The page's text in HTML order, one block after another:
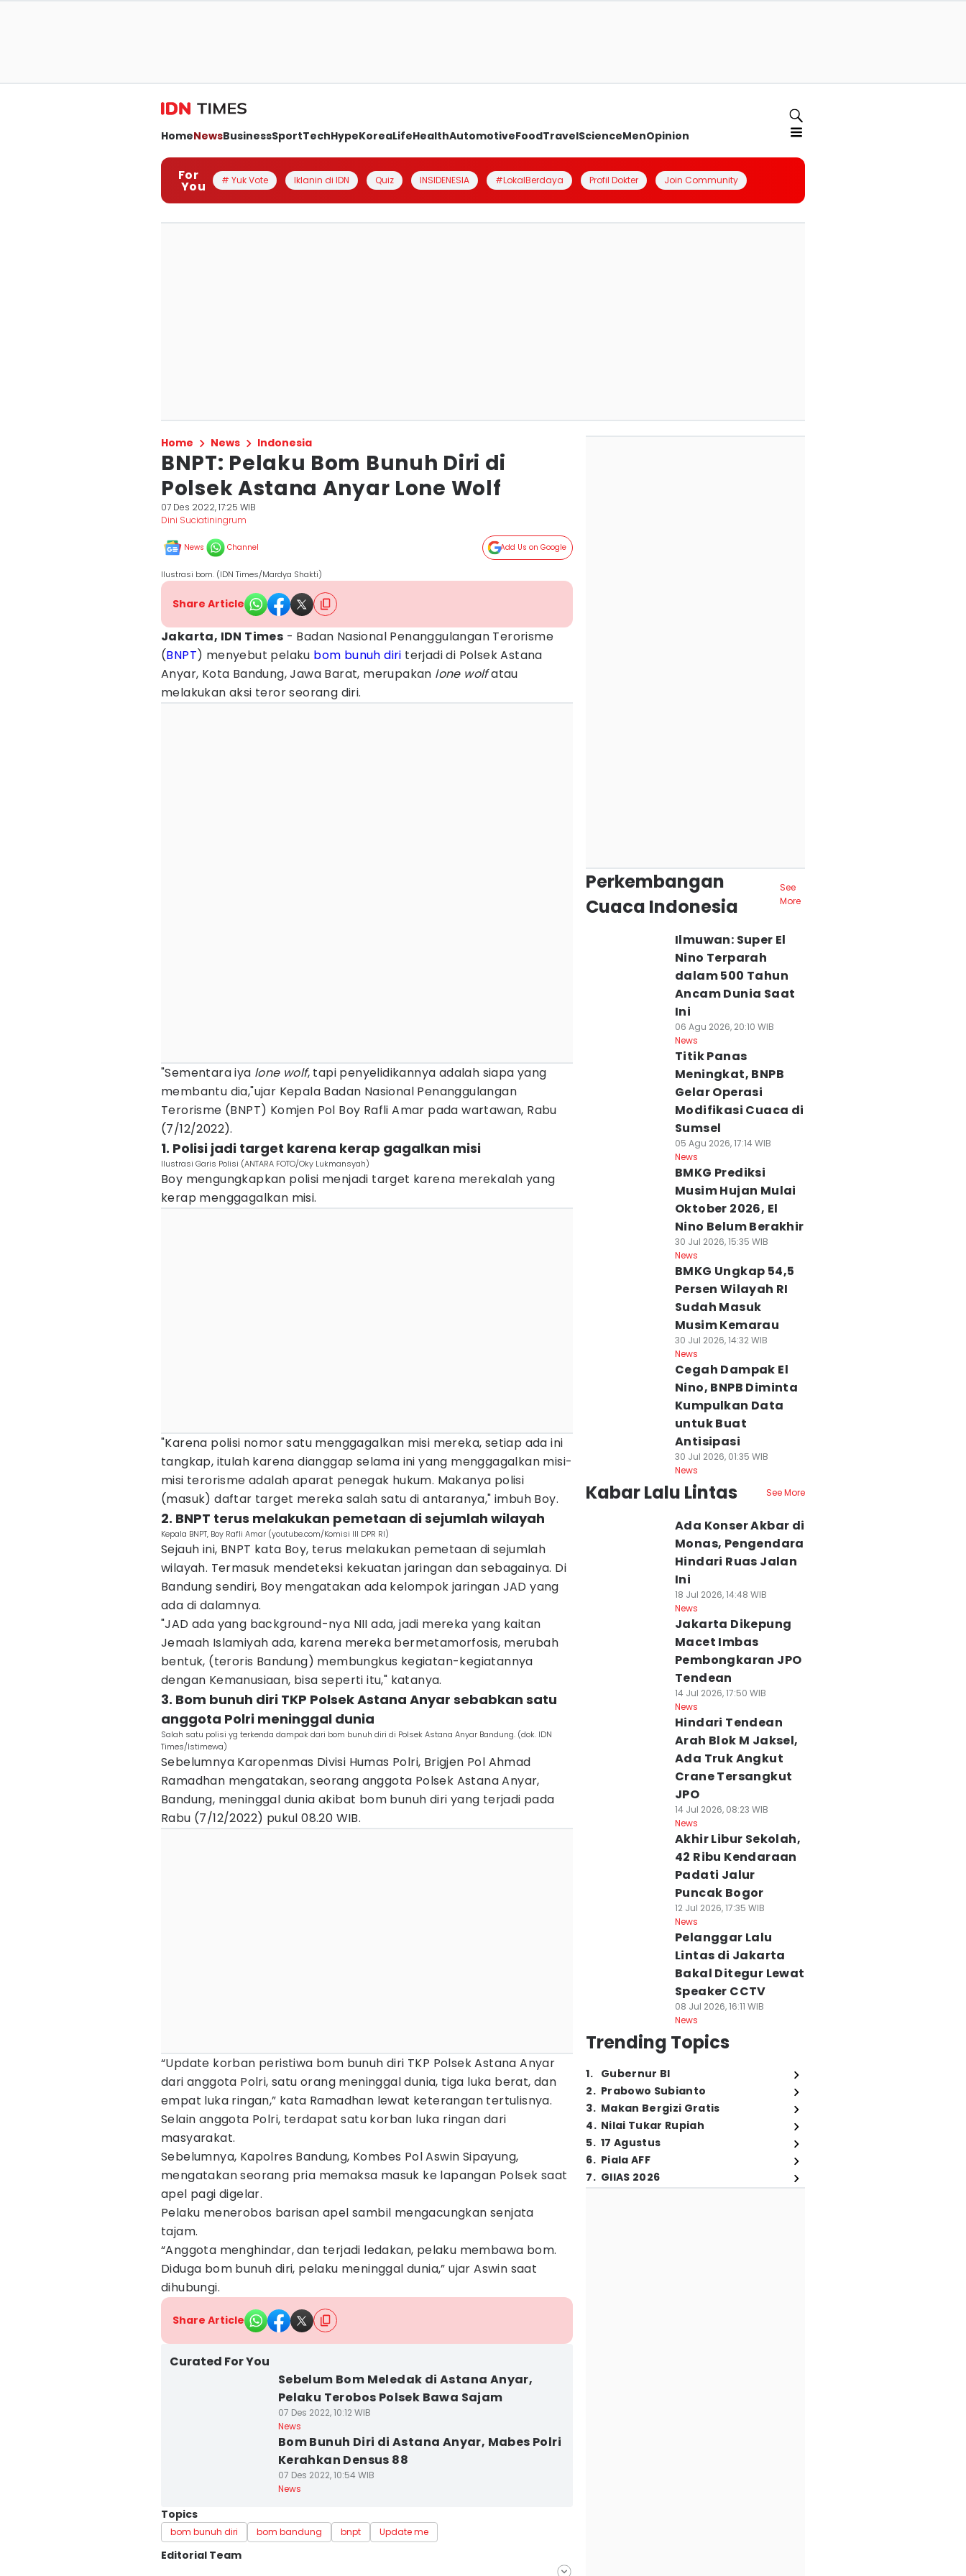
HomeNewsBusinessSportTechHypeKoreaLifeHealthAutomotiveFoodTravelScienceMenOpinion
For
You # Yuk Vote Iklanin di IDN Quiz INSIDENESIA #LokalBerdaya Profil Dokter Join Community
Home News Indonesia
BNPT: Pelaku Bom Bunuh Diri di
Polsek Astana Anyar Lone Wolf
07 Des 2022, 17:25 WIB
Dini Suciatiningrum
News Channel Add Us on Google
Ilustrasi bom. (IDN Times/Mardya Shakti)
Share Article
Jakarta, IDN Times - Badan Nasional Penanggulangan Terorisme
(BNPT) menyebut pelaku bom bunuh diri terjadi di Polsek Astana
Anyar, Kota Bandung, Jawa Barat, merupakan lone wolfatau
melakukan aksi teror seorang diri.
"Sementara iya lone wolf, tapi penyelidikannya adalah siapa yang
membantu dia,"ujar Kepala Badan Nasional Penanggulangan
Terorisme (BNPT) Komjen Pol Boy Rafli Amar pada wartawan, Rabu
(7/12/2022).
1. Polisi jadi target karena kerap gagalkan misi
Ilustrasi Garis Polisi (ANTARA FOTO/Oky Lukmansyah)
Boy mengungkapkan polisi menjadi target karena merekalah yang
kerap menggagalkan misi.
"Karena polisi nomor satu menggagalkan misi mereka, setiap ada ini
tangkap, itulah karena dianggap selama ini yang menggagalkan misi-
misi terorisme adalah aparat penegak hukum. Makanya polisi
(masuk) daftar target mereka salah satu di antaranya," imbuh Boy.
2. BNPT terus melakukan pemetaan di sejumlah wilayah
Kepala BNPT, Boy Rafli Amar (youtube.com/Komisi III DPR RI)
Sejauh ini, BNPT kata Boy, terus melakukan pemetaan di sejumlah
wilayah. Termasuk mendeteksi kekuatan jaringan dan sebagainya. Di
Bandung sendiri, Boy mengatakan ada kelompok jaringan JAD yang
ada di dalamnya.
"JAD ada yang background-nya NII ada, jadi mereka yang kaitan
Jemaah Islamiyah ada, karena mereka bermetamorfosis, merubah
bentuk, (teroris Bandung) membungkus kegiatan-kegiatannya
dengan Kemanusiaan, bisa seperti itu," katanya.
3. Bom bunuh diri TKP Polsek Astana Anyar sebabkan satu
anggota Polri meninggal dunia
Salah satu polisi yg terkenda dampak dari bom bunuh diri di Polsek Astana Anyar Bandung. (dok. IDN
Times/Istimewa)
Sebelumnya Karopenmas Divisi Humas Polri, Brigjen Pol Ahmad
Ramadhan mengatakan, seorang anggota Polsek Astana Anyar,
Bandung, meninggal dunia akibat bom bunuh diri yang terjadi pada
Rabu (7/12/2022) pukul 08.20 WIB.
“Update korban peristiwa bom bunuh diri TKP Polsek Astana Anyar
dari anggota Polri, satu orang meninggal dunia, tiga luka berat, dan
empat luka ringan,” kata Ramadhan lewat keterangan tertulisnya.
Selain anggota Polri, terdapat satu korban luka ringan dari
masyarakat.
Sebelumnya, Kapolres Bandung, Kombes Pol Aswin Sipayung,
mengatakan seorang pria memaksa masuk ke lapangan Polsek saat
apel pagi digelar.
Pelaku menerobos barisan apel sambil mengacungkan senjata
tajam.
“Anggota menghindar, dan terjadi ledakan, pelaku membawa bom.
Diduga bom bunuh diri, pelaku meninggal dunia,” ujar Aswin saat
dihubungi.
Share Article
Curated For You
Sebelum Bom Meledak di Astana Anyar,
Pelaku Terobos Polsek Bawa Sajam
07 Des 2022, 10:12 WIB
News
Bom Bunuh Diri di Astana Anyar, Mabes Polri
Kerahkan Densus 88
07 Des 2022, 10:54 WIB
News
Topics
bom bunuh diri bom bandung bnpt Update me
Editorial Team
Perkembangan
Cuaca Indonesia
See
More
Ilmuwan: Super El
Nino Terparah
dalam 500 Tahun
Ancam Dunia Saat
Ini
06 Agu 2026, 20:10 WIB
News
Titik Panas
Meningkat, BNPB
Gelar Operasi
Modifikasi Cuaca di
Sumsel
05 Agu 2026, 17:14 WIB
News
BMKG Prediksi
Musim Hujan Mulai
Oktober 2026, El
Nino Belum Berakhir
30 Jul 2026, 15:35 WIB
News
BMKG Ungkap 54,5
Persen Wilayah RI
Sudah Masuk
Musim Kemarau
30 Jul 2026, 14:32 WIB
News
Cegah Dampak El
Nino, BNPB Diminta
Kumpulkan Data
untuk Buat
Antisipasi
30 Jul 2026, 01:35 WIB
News
Kabar Lalu Lintas See More
Ada Konser Akbar di
Monas, Pengendara
Hindari Ruas Jalan
Ini
18 Jul 2026, 14:48 WIB
News
Jakarta Dikepung
Macet Imbas
Pembongkaran JPO
Tendean
14 Jul 2026, 17:50 WIB
News
Hindari Tendean
Arah Blok M Jaksel,
Ada Truk Angkut
Crane Tersangkut
JPO
14 Jul 2026, 08:23 WIB
News
Akhir Libur Sekolah,
42 Ribu Kendaraan
Padati Jalur
Puncak Bogor
12 Jul 2026, 17:35 WIB
News
Pelanggar Lalu
Lintas di Jakarta
Bakal Ditegur Lewat
Speaker CCTV
08 Jul 2026, 16:11 WIB
News
Trending Topics
1. Gubernur BI
2. Prabowo Subianto
3. Makan Bergizi Gratis
4. Nilai Tukar Rupiah
5. 17 Agustus
6. Piala AFF
7. GIIAS 2026